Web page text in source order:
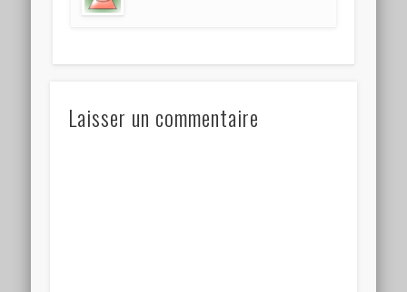
Laisser un commentaire